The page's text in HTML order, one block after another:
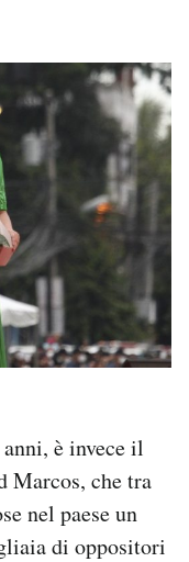
è invece il
Marcos, che tra
nel paese un
di oppositori